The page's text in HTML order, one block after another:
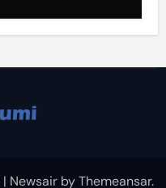
| NewsairbyThemeansar.